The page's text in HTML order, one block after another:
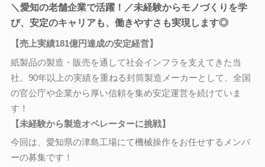
＼愛知の老舗企業で活躍！／未経験からモノづくりを学
び、安定のキャリアも、働きやすさも実現します◎
【売上実績181億円達成の安定経営】
紙製品の製造・販売を通して社会インフラを支えてきた当
社。90年以上の実績を重ねる封筒製造メーカーとして、全国
の官公庁や企業から厚い信頼を集め安定運営を続けていま
す！
【未経験から製造オペレーターに挑戦】
今回は、愛知県の津島工場にて機械操作をお任せするメンバ
ーの募集です！